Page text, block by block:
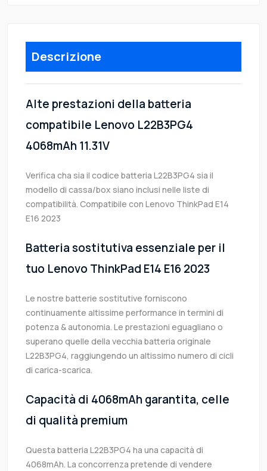
Descrizione
Alte prestazioni della batteria
compatibile Lenovo L22B3PG4
4068mAh 11.31V
Verifica cha sia il codice batteria L22B3PG4 sia il
modello di cassa/box siano inclusi nelle liste di
compatibilità. Compatibile con Lenovo ThinkPad E14
E16 2023
Batteria sostitutiva essenziale per il
tuo Lenovo ThinkPad E14 E16 2023
Le nostre batterie sostitutive forniscono
continuamente altissime performance in termini di
potenza & autonomia. Le prestazioni eguagliano o
superano quelle della vecchia batteria originale
L22B3PG4, raggiungendo un altissimo numero di cicli
di carica-scarica.
Capacità di 4068mAh garantita, celle
di qualità premium
Questa batteria L22B3PG4 ha una capacità di
4068mAh. La concorrenza pretende di vendere